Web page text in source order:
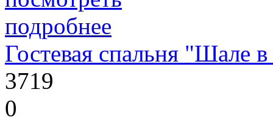
Гостевая спальня "Шале
3719
0